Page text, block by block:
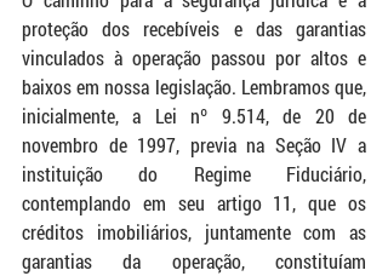
proteção dos recebíveis e das garantias
vinculados à operação passou por altos e
baixos em nossa legislação. Lembramos que,
inicialmente, a Lei nº 9.514, de 20 de
novembro de 1997, previa na Seção IV a
instituição do Regime Fiduciário,
contemplando em seu artigo 11, que os
créditos imobiliários, juntamente com as
garantias da operação, constituíam